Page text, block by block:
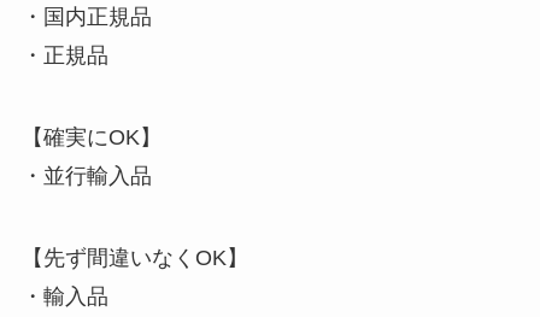
・国内正規品
・正規品
【確実にOK】
・並行輸入品
【先ず間違いなくOK】
・輸入品